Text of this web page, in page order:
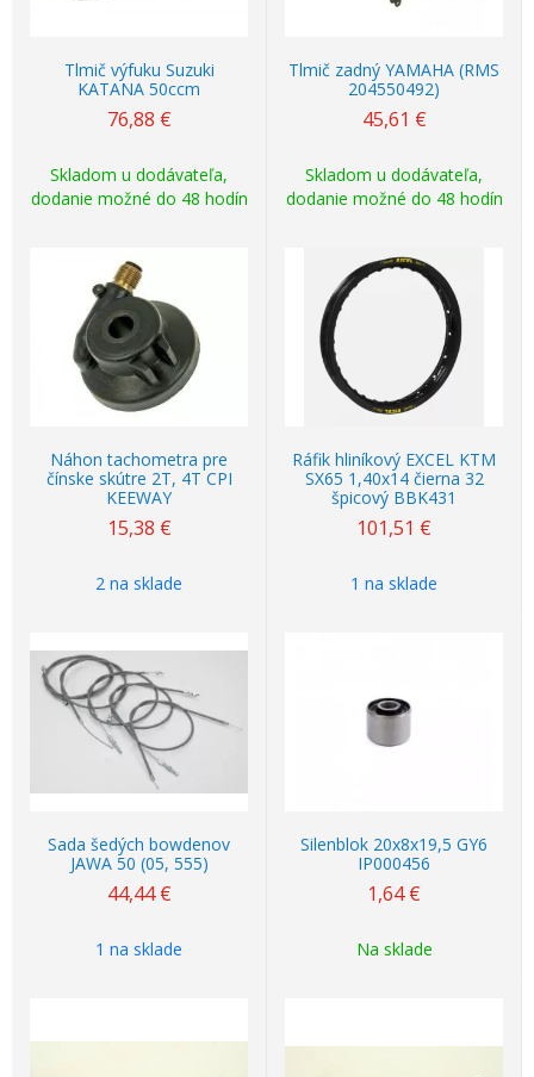
Tlmič výfuku Suzuki
KATANA 50ccm
76,88 €
Skladom u dodávateľa,
dodanie možné do 48 hodín
Tlmič zadný YAMAHA (RMS
204550492)
45,61 €
Skladom u dodávateľa,
dodanie možné do 48 hodín
Náhon tachometra pre
čínske skútre 2T, 4T CPI
KEEWAY
15,38 €
2 na sklade
Ráfik hliníkový EXCEL KTM
SX65 1,40x14 čierna 32
špicový BBK431
101,51 €
1 na sklade
Sada šedých bowdenov
JAWA 50 (05, 555)
44,44 €
1 na sklade
Silenblok 20x8x19,5 GY6
IP000456
1,64 €
Na sklade